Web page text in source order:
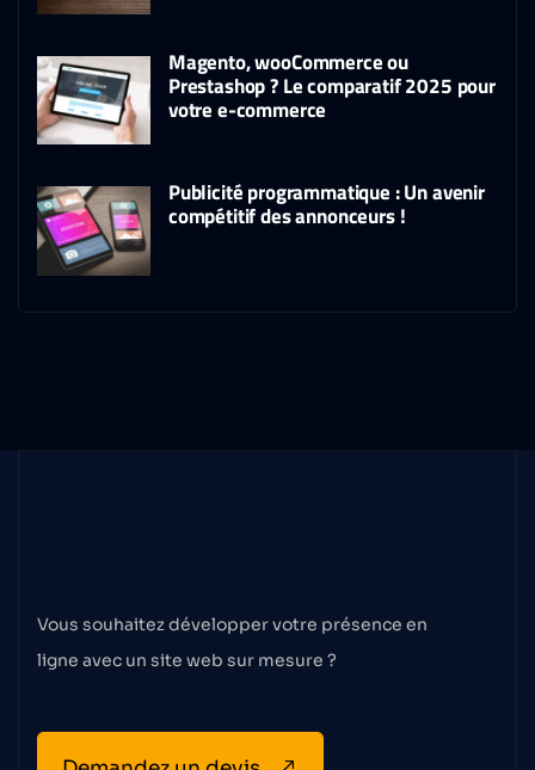
Magento, wooCommerce ou
Prestashop ? Le comparatif 2025 pour
votre e-commerce
Publicité programmatique : Un avenir
compétitif des annonceurs !
Faisonslepremierpas
Vous souhaitez développer votre présence en
ligne avec un site web sur mesure ?